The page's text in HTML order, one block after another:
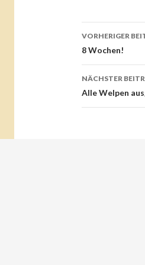
Beitrags-
VORHERIGER
8 Wochen!
NÄCHSTER
Alle Welpen